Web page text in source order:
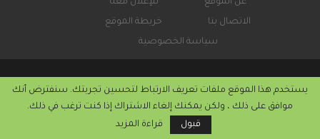
عن الموقع
للإعلان معنا
الاتصال بنا
خريطة الموقع
سياسة الخصوصية
التركيب والاستضافة من كريستا هوست
يستخدم هذا الموقع ملفات تعريف الارتباط لتحسين تجربتك. سنفترض أنك
موافق على ذلك ، ولكن يمكنك إلغاء الاشتراك إذا كنت ترغب في ذلك.
قبول
قراءة المزيد